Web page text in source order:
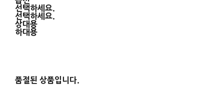
선택하세요.
선택하세요.
상대용
하대용
품절된 상품입니다.